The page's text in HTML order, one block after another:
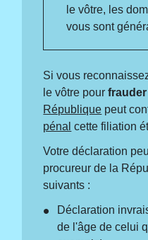
le vôtre, les
vous sont
Si vous
le vôtre pour
République peut
pénal cette filiation
Votre déclaration
procureur de la
suivants :
Déclaration
de l'âge de celui